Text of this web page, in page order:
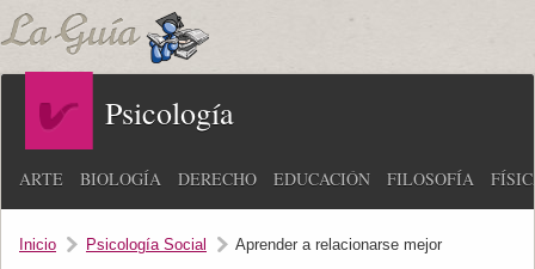
Psicología
ARTE BIOLOGÍA DERECHO EDUCACIÓN FILOSOFÍA
Inicio Psicología Social Aprender a relacionarse mejor